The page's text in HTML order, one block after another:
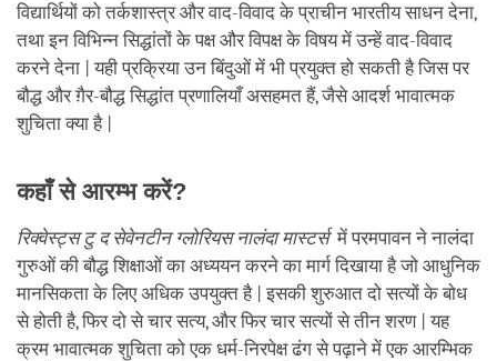
विद्यार्थियों को तर्कशास्त्र और वाद-विवाद के प्राचीन भारतीय साधन देना,
तथा इन विभिन्न सिद्धांतों के पक्ष और विपक्ष के विषय में उन्हें वाद-विवाद
करने देना | यही प्रक्रिया उन बिंदुओं में भी प्रयुक्त हो सकती है जिस पर
बौद्ध और ग़ैर-बौद्ध सिद्धांत प्रणालियाँ असहमत हैं, जैसे आदर्श भावात्मक
शुचिता क्या है |
कहाँ से आरम्भ करें?
रिक्वेस्ट्स टु द सेवेनटीन ग्लोरियस नालंदा मास्टर्समें परमपावन ने नालंदा
गुरुओं की बौद्ध शिक्षाओं का अध्ययन करने का मार्ग दिखाया है जो आधुनिक
मानसिकता के लिए अधिक उपयुक्त है | इसकी शुरुआत दो सत्यों के बोध
से होती है, फिर दो से चार सत्य, और फिर चार सत्यों से तीन शरण | यह
क्रम भावात्मक शुचिता को एक धर्म-निरपेक्ष ढंग से पढ़ाने में एक आरम्भिक